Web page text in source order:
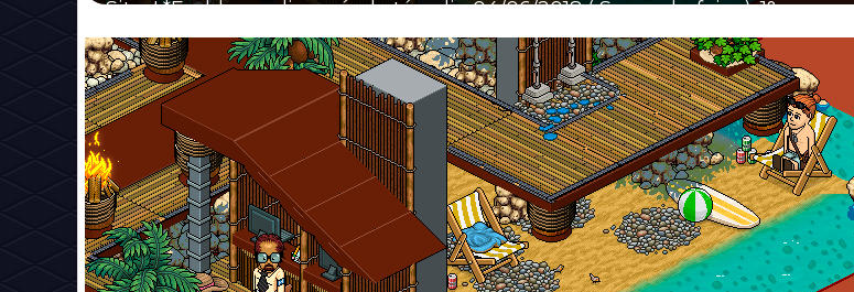
Sites! *Emblema disponível até o dia 04/06/2018 ( Segunda-feira ). 1°...